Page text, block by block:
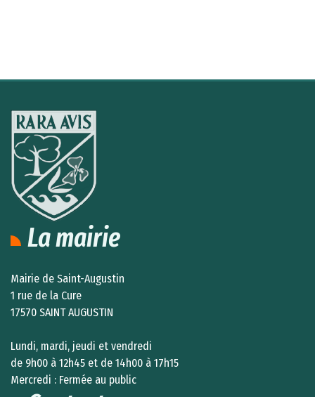
La mairie
Mairie de Saint-Augustin
1 rue de la Cure
17570 SAINT AUGUSTIN
Lundi, mardi, jeudi et vendredi
de 9h00 à 12h45 et de 14h00 à 17h15
Mercredi : Fermée au public